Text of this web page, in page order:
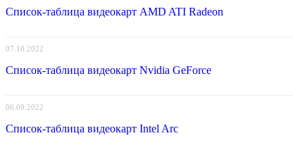
Doom
Eternal
Список-таблица видеокарт AMD ATI Radeon
07.10.2022
Список-таблица видеокарт Nvidia GeForce
06.09.2022
Список-таблица видеокарт Intel Arc